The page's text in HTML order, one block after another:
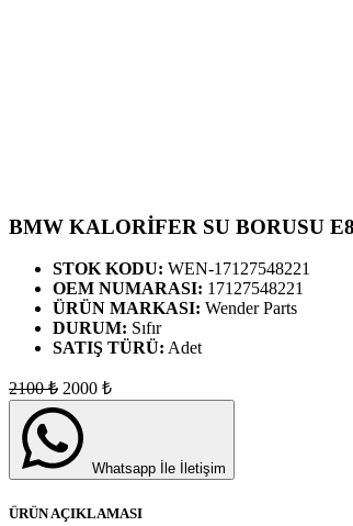
BMW KALORİFER SU BORUSU
STOK KODU: WEN-17127548221
OEM NUMARASI: 17127548221
ÜRÜN MARKASI: Wender Parts
DURUM: Sıfır
SATIŞ TÜRÜ: Adet
2100₺ 2000 ₺
Whatsapp İle İletişim
ÜRÜN AÇIKLAMASI